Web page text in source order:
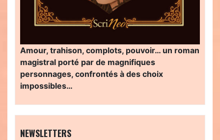
Amour, trahison, complots, pouvoir… un roman
magistral porté par de magnifiques
personnages, confrontés à des choix
impossibles…
NEWSLETTERS